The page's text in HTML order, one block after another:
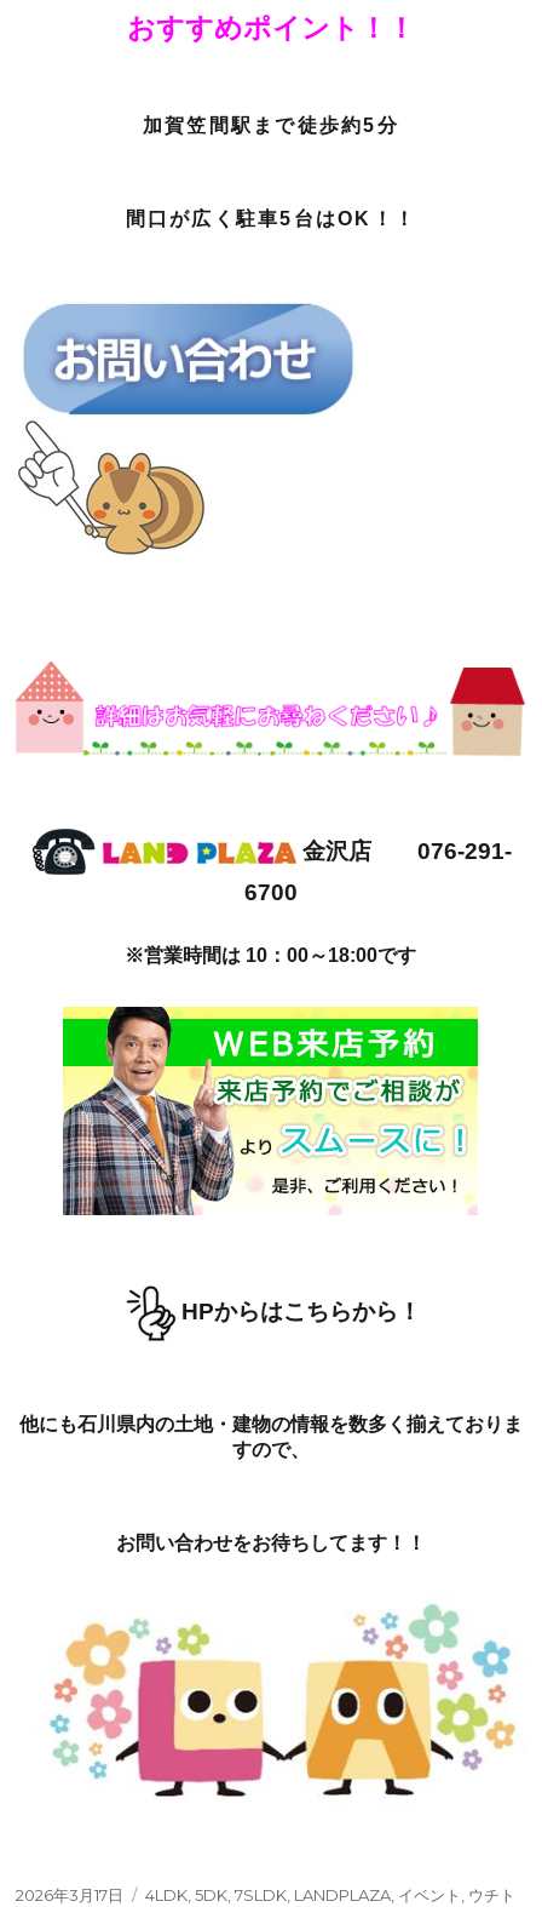
おすすめポイント！！
加賀笠間駅まで徒歩約5分
間口が広く駐車5台はOK！！
金沢店 076-291-
6700
※営業時間は 10：00～18:00です
HPからはこちらから！
他にも石川県内の土地・建物の情報を数多く揃えておりま
すので、
お問い合わせをお待ちしてます！！
投
2026年3月17日
タ
4LDK ,5DK ,7SLDK LANDPLAZA イベント
ウチト